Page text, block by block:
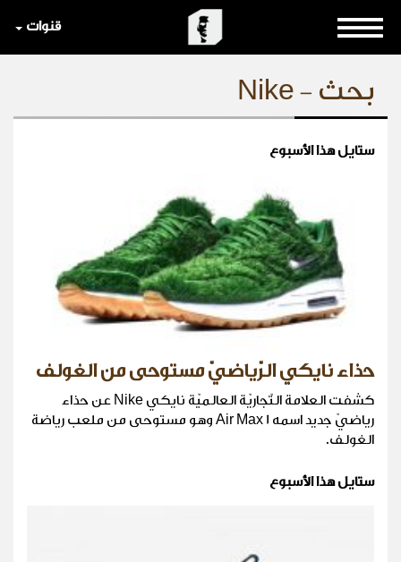
قنوات
بحث - Nike
ستايل هذا الأسبوع
حذاء نايكي الرّياضيّ مستوحى من الغولف
كشفت العلامة التّجاريّة العالميّة نايكي Nike عن حذاء
رياضيّ جديد اسمه Air Max 1 وهو مستوحى من ملعب رياضة
الغولف.
ستايل هذا الأسبوع